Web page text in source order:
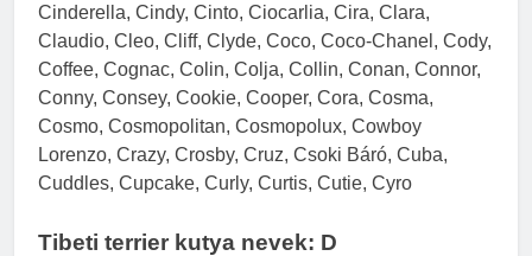
Cinderella, Cindy, Cinto, Ciocarlia, Cira, Clara,
Claudio, Cleo, Cliff, Clyde, Coco, Coco-Chanel, Cody,
Coffee, Cognac, Colin, Colja, Collin, Conan, Connor,
Conny, Consey, Cookie, Cooper, Cora, Cosma,
Cosmo, Cosmopolitan, Cosmopolux, Cowboy
Lorenzo, Crazy, Crosby, Cruz, Csoki Báró, Cuba,
Cuddles, Cupcake, Curly, Curtis, Cutie, Cyro
Tibeti terrier kutya nevek: D